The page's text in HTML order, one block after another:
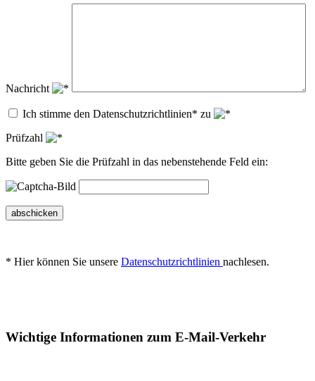
Nachricht
Ich stimme den Datenschutzrichtlinien* zu
Prüfzahl
Bitte geben Sie die Prüfzahl in das nebenstehende Feld ein:
abschicken
* Hier können Sie unsere Datenschutzrichtlinien nachlesen.
Wichtige Informationen zum E-Mail-Verkehr